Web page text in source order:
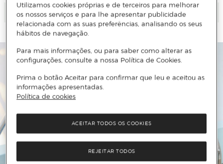
Adicionar Adicionar
Utilizamos cookies próprias e de terceiros para melhorar
os nossos serviços e para lhe apresentar publicidade
relacionada com as suas preferências, analisando os seus
hábitos de navegação.
Para mais informações, ou para saber como alterar as
configurações, consulte a nossa Política de Cookies.
Prima o botão Aceitar para confirmar que leu e aceitou as
informações apresentadas.
Política de cookies
REJEITAR TODOS
ACEITAR TODOS OS COOKIES